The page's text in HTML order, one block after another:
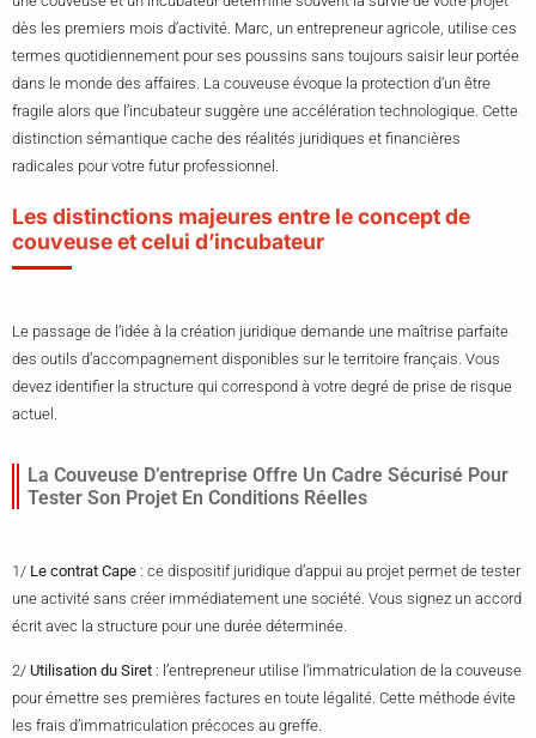
dès les premiers mois d’activité. Marc, un entrepreneur agricole, utilise ces
termes quotidiennement pour ses poussins sans toujours saisir leur portée
dans le monde des affaires. La couveuse évoque la protection d’un être
fragile alors que l’incubateur suggère une accélération technologique. Cette
distinction sémantique cache des réalités juridiques et financières
radicales pour votre futur professionnel.
Les distinctions majeures entre le concept de
couveuse et celui d’incubateur
Le passage de l’idée à la création juridique demande une maîtrise parfaite
des outils d’accompagnement disponibles sur le territoire français. Vous
devez identifier la structure qui correspond à votre degré de prise de risque
actuel.
La Couveuse D’entreprise Offre Un Cadre Sécurisé Pour
Tester Son Projet En Conditions Réelles
1/ Le contrat Cape : ce dispositif juridique d’appui au projet permet de tester
une activité sans créer immédiatement une société. Vous signez un accord
écrit avec la structure pour une durée déterminée.
2/ Utilisation du Siret : l’entrepreneur utilise l’immatriculation de la couveuse
pour émettre ses premières factures en toute légalité. Cette méthode évite
les frais d’immatriculation précoces au greffe.